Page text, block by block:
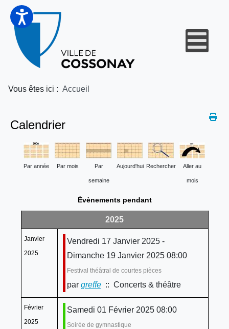
Vous êtes ici : Accueil
Calendrier
Par année Par mois Par
semaine
Aujourd'hui Rechercher Aller au
mois
Évènements pendant
2025
Janvier
2025
Vendredi 17 Janvier 2025 -
Dimanche 19 Janvier 2025 08:00
Festival théâtral de courtes pièces
par greffe:: Concerts & théâtre
Février
2025
Samedi 01 Février 2025 08:00
Soirée de gymnastique